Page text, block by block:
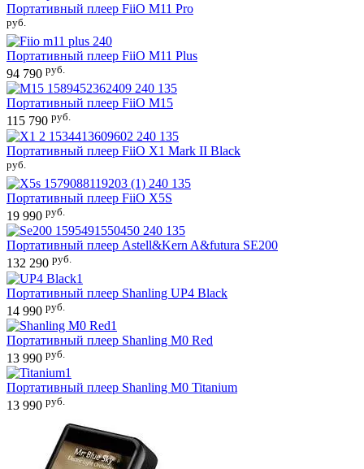
Портативный плеер FiiO M11 Pro
руб.
Портативный плеер FiiO M11 Plus
94 790 руб.
Портативный плеер FiiO M15
115 790 руб.
Портативный плеер FiiO X1 Mark II Black
руб.
Портативный плеер FiiO X5S
19 990 руб.
Портативный плеер Astell&Kern A&futura SE200
132 290 руб.
Портативный плеер Shanling UP4 Black
14 990 руб.
Портативный плеер Shanling M0 Red
13 990 руб.
Портативный плеер Shanling M0 Titanium
13 990 руб.